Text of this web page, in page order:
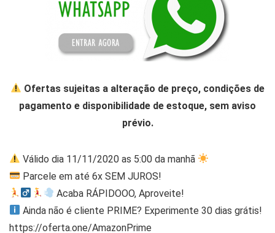
Ofertas sujeitas a alteração de preço, condições de
pagamento e disponibilidade de estoque, sem aviso
prévio.
Válido dia 11/11/2020 as 5:00 da manhã
Parcele em até 6x SEM JUROS!
Acaba RÁPIDOOO, Aproveite!
Ainda não é cliente PRIME? Experimente 30 dias grátis!
https://oferta.one/AmazonPrime